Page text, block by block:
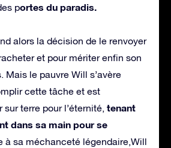
portes du paradis.
alors la décision de le renvoyer
et pour mériter enfin son
Mais le pauvre Will s’avère
cette tâche et est
terre pour l’éternité, tenant
dans sa main pour se
à sa méchanceté légendaire,Will